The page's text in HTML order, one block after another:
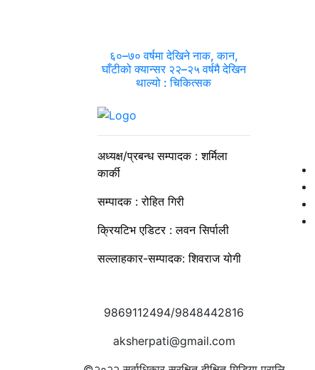
६०–७० वर्षमा देखिने नाक, कान,
घाँटीको क्यान्सर २२–२५ वर्षमै देखिन
थाल्यो : चिकित्सक
अध्यक्ष/प्रबन्ध सम्पादक : शर्मिला
कार्की
सम्पादक : रोहित गिरी
क्रियटिभ एडिटर : लवन सिर्पाली
सल्लाहकार-सम्पादक: शिवराज योगी
9869112494/9848442816
aksherpati@gmail.com